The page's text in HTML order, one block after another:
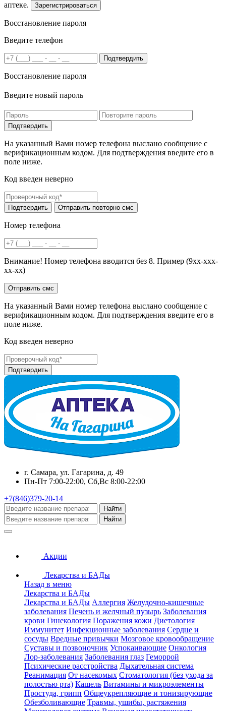
аптеке.
Зарегистрироваться
Восстановление пароля
Введите телефон
Подтвердить
Восстановление пароля
Введите новый пароль
На указанный Вами номер телефона выслано сообщение с
верификационным кодом. Для подтверждения введите его в
поле ниже.
Код введен неверно
Номер телефона
Внимание! Номер телефона вводится без 8. Пример (9хх-ххх-
хх-хх)
На указанный Вами номер телефона выслано сообщение с
верификационным кодом. Для подтверждения введите его в
поле ниже.
Код введен неверно
г. Самара, ул. Гагарина, д. 49
Пн-Пт 7:00-22:00, Сб,Вс 8:00-22:00
+7(846)379-20-14
Найти
Найти
Акции
Лекарства и БАДы
Назад в меню
Лекарства и БАДы
Лекарства и БАДы Аллергия Желудочно-кишечные
заболевания Печень и желчный пузырь Заболевания
крови Гинекология Поражения кожи Диетология
Иммунитет Инфекционные заболевания Сердце и
сосуды Вредные привычки Мозговое кровообращение
Суставы и позвоночник Успокаивающие Онкология
Лор-заболевания Заболевания глаз Геморрой
Психические расстройства Дыхательная система
Реанимация От насекомых Стоматология (без ухода за
полостью рта) Кашель Витамины и микроэлементы
Простуда, грипп Общеукрепляющие и тонизирующие
Обезболивающие Травмы, ушибы, растяжения